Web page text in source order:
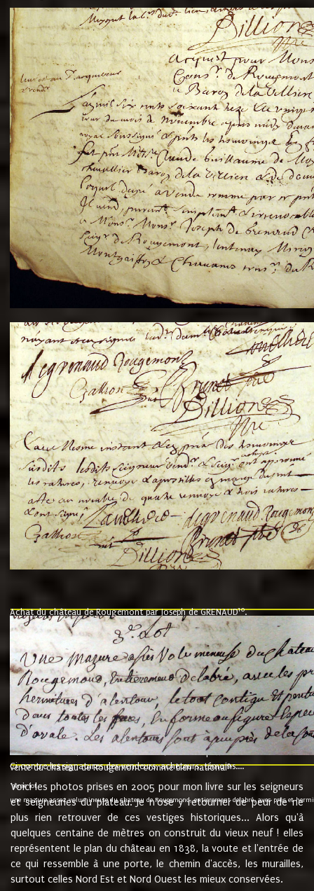
Achat du château de Rougemont par Joseph de GRENAUD10.
"l'an mil six cent soixante treze le ving neuvième jour du mois de
nommé fut présent Messire Claude Guillaume de Moyriat chevalier baron
vend, purement simplement et irrevocablement a monseigneur monsieur
et chavannes conseiller du roy au parlement de Bourgogne, present et
que le dit seigneur Baron de la Vellière a sur ses hommes, indivisables et
de la Velliere tout ainsi et comme le dit seigneur Baron et ses
présent......"
suivent les rentes, donation des terriers, etc... au prix de 880 livre louis
Ci contre les signatures des vendeurs, acheteurs, témoins....
vente du château de Rougemont comme bien national9.
"3ème lot
une mazure assez volumineuse du chateau de Rougemond, entierement delabré, avec près et
Voici les photos prises en 2005 pour mon livre sur les seigneurs
et seigneuries du plateau. Je n'ose y retourner de peur de ne
plus rien retrouver de ces vestiges historiques... Alors qu'à
quelques centaine de mètres on construit du vieux neuf ! elles
représentent le plan du château en 1838, la voute et l'entrée de
ce qui ressemble à une porte, le chemin d'accès, les murailles,
surtout celles Nord Est et Nord Ouest les mieux conservées.